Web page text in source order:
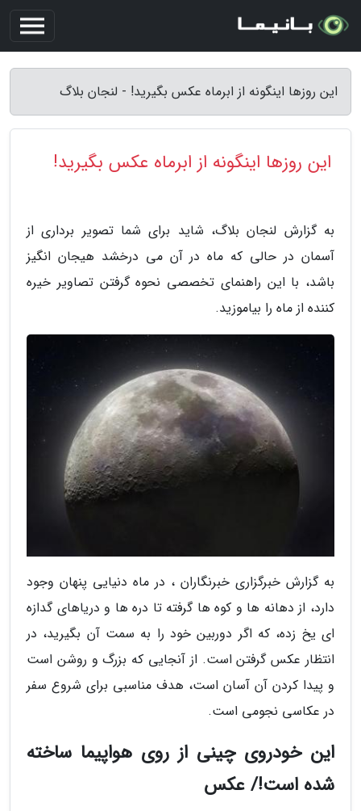
این روزها اینگونه از ابرماه عکس بگیرید! - لنجان بلاگ
این روزها اینگونه از ابرماه عکس بگیرید!
به گزارش لنجان بلاگ، شاید برای شما تصویر برداری از
آسمان در حالی که ماه در آن می درخشد هیجان انگیز
باشد، با این راهنمای تخصصی نحوه گرفتن تصاویر خیره
کننده از ماه را بیاموزید.
به گزارش خبرگزاری خبرنگاران ، در ماه دنیایی پنهان وجود
دارد، از دهانه ها و کوه ها گرفته تا دره ها و دریاهای گدازه
ای یخ زده، که اگر دوربین خود را به سمت آن بگیرید، در
انتظار عکس گرفتن است. از آنجایی که بزرگ و روشن است
و پیدا کردن آن آسان است، هدف مناسبی برای شروع سفر
در عکاسی نجومی است.
این خودروی چینی از روی هواپیما ساخته
شده است!/ عکس